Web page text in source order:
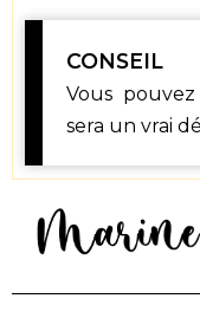
CONSEIL
Vous
sera un vrai